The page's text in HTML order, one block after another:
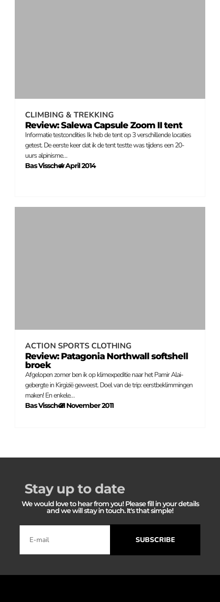
CLIMBING & TREKKING
Review: Salewa Capsule Zoom II tent
Informatie testcondities Ik heb de tent op 3 verschillende locaties
getest. De eerste keer dat ik de tent testte was tijdens een 20-
uurs alpinisme…
Bas Visscher
–
4 April 2014
ACTION SPORTS CLOTHING
Review: Patagonia Northwall softshell
broek
Afgelopen zomer ben ik op klimexpeditie naar het Pamir Alai-
gebergte in Kirgizië geweest. Doel van de trip: eerstbeklimmingen
maken! En enkele…
Bas Visscher
–
21 November 2011
Stay up to date
We would love to hear from you! Please fill in your details
and we will stay in touch. It's that simple!
SUBSCRIBE